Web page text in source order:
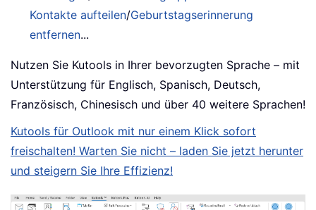
Kontakte aufteilen/Geburtstagserinnerung
entfernen...
Nutzen Sie Kutools in Ihrer bevorzugten Sprache – mit
Unterstützung für Englisch, Spanisch, Deutsch,
Französisch, Chinesisch und über 40 weitere Sprachen!
Kutools für Outlook mit nur einem Klick sofort
freischalten! Warten Sie nicht – laden Sie jetzt herunter
und steigern Sie Ihre Effizienz!